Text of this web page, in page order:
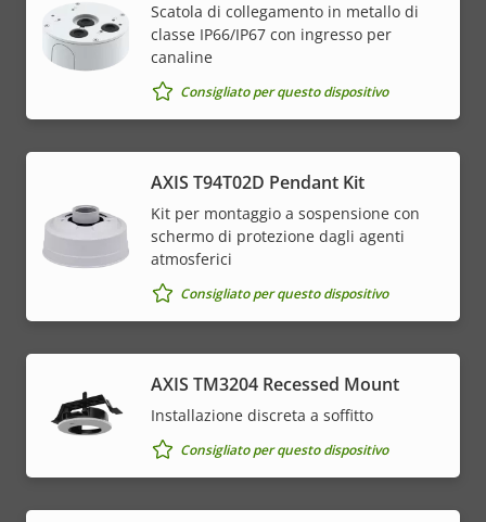
Scatola di collegamento in metallo di
classe IP66/IP67 con ingresso per
canaline
Consigliato per questo dispositivo
AXIS T94T02D Pendant Kit
Kit per montaggio a sospensione con
schermo di protezione dagli agenti
atmosferici
Consigliato per questo dispositivo
​AXIS TM3204 Recessed Mount​
Installazione discreta a soffitto
Consigliato per questo dispositivo